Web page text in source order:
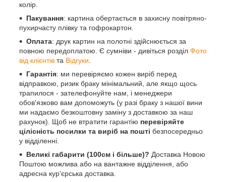
колір.
Пакування: картина обертається в захисну повітряно-
пухирчасту плівку та гофрокартон.
Оплата: друк картин на полотні здійснюється за
повною передоплатою. Є сумніви - дивіться розділ Фото
від клієнтів та Відгуки.
Гарантія: ми перевіряємо кожен виріб перед
відправкою, ризик браку мінімальний, але якщо щось
трапилося - зателефонуйте нам, і менеджери
обов'язково вам допоможуть (у разі браку з нашої вини
ми надаємо безкоштовну заміну з доставкою за наш
рахунок). Щоб не втратити гарантію перевіряйте
цілісність посилки та виріб на пошті безпосередньо
у відділенні.
Великі габарити (100см і більше)? Доставка Новою
Поштою можлива або на вантажне відділення, або
адресна кур'єрська доставка.